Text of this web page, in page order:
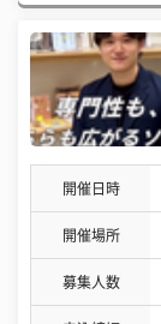
開催日時
開催場所
募集人数